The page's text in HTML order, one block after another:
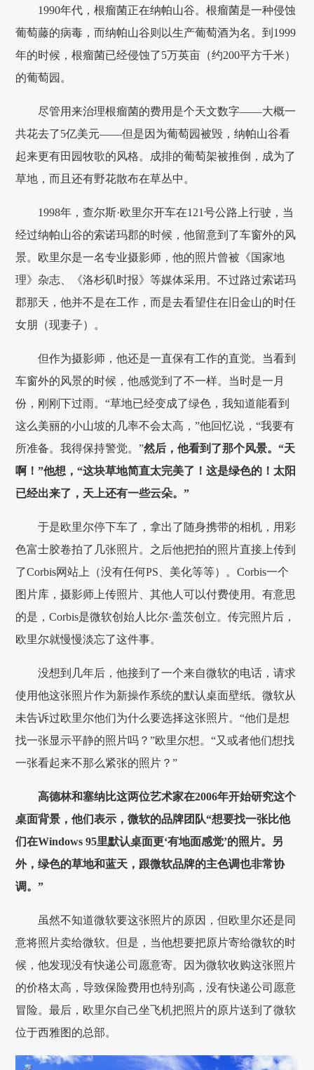
1990年代，根瘤菌正在纳帕山谷。根瘤菌是一种侵蚀
葡萄藤的病毒，而纳帕山谷则以生产葡萄酒为名。到1999
年的时候，根瘤菌已经侵蚀了5万英亩（约200平方千米）
的葡萄园。
尽管用来治理根瘤菌的费用是个天文数字——大概一
共花去了5亿美元——但是因为葡萄园被毁，纳帕山谷看
起来更有田园牧歌的风格。成排的葡萄架被推倒，成为了
草地，而且还有野花散布在草丛中。
1998年，查尔斯·欧里尔开车在121号公路上行驶，当
经过纳帕山谷的索诺玛郡的时候，他留意到了车窗外的风
景。欧里尔是一名专业摄影师，他的照片曾被《国家地
理》杂志、《洛杉矶时报》等媒体采用。不过路过索诺玛
郡那天，他并不是在工作，而是去看望住在旧金山的时任
女朋（现妻子）。
但作为摄影师，他还是一直保有工作的直觉。当看到
车窗外的风景的时候，他感觉到了不一样。当时是一月
份，刚刚下过雨。“草地已经变成了绿色，我知道能看到
这么美丽的小山坡的几率不会太高，”他回忆说，“我要有
所准备。我得保持警觉。”然后，他看到了那个风景。“天
啊！”他想，“这块草地简直太完美了！这是绿色的！太阳
已经出来了，天上还有一些云朵。”
于是欧里尔停下车了，拿出了随身携带的相机，用彩
色富士胶卷拍了几张照片。之后他把拍的照片直接上传到
了Corbis网站上（没有任何PS、美化等等）。Corbis一个
图片库，摄影师上传照片、其他人可以付费使用。有意思
的是，Corbis是微软创始人比尔·盖茨创立。传完照片后，
欧里尔就慢慢淡忘了这件事。
没想到几年后，他接到了一个来自微软的电话，请求
使用他这张照片作为新操作系统的默认桌面壁纸。微软从
未告诉过欧里尔他们为什么要选择这张照片。“他们是想
找一张显示平静的照片吗？”欧里尔想。“又或者他们想找
一张看起来不那么紧张的照片？”
高德林和塞纳比这两位艺术家在2006年开始研究这个
桌面背景，他们表示，微软的品牌团队“想要找一张比他
们在Windows 95里默认桌面更‘有地面感觉’的照片。另
外，绿色的草地和蓝天，跟微软品牌的主色调也非常协
调。”
虽然不知道微软要这张照片的原因，但欧里尔还是同
意将照片卖给微软。但是，当他想要把原片寄给微软的时
候，他发现没有快递公司愿意寄。因为微软收购这张照片
的价格太高，导致保险费用也特别高，没有快递公司愿意
冒险。最后，欧里尔自己坐飞机把照片的原片送到了微软
位于西雅图的总部。